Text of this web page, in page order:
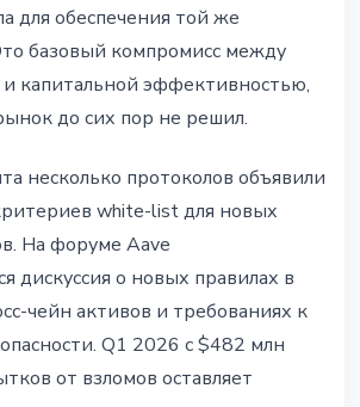
для обеспечения той же
базовый компромисс между
и капитальной эффективностью,
до сих пор не решил.
несколько протоколов объявили
white-list для новых
На форуме Aave
дискуссия о новых правилах в
чейн активов и требованиях к
Q1 2026 с $482 млн
от взломов оставляет